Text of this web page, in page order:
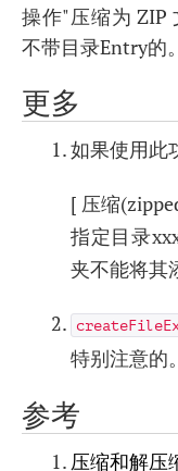
操作"压缩为 ZIP
不带目录Entry的。
更多
如果使用此
[ 压缩
指定目录
夹不能将其
特别注意的。
参考
压缩和解压